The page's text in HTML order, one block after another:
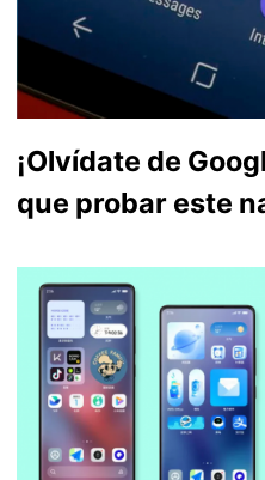
¡Olvídate de
que probar este